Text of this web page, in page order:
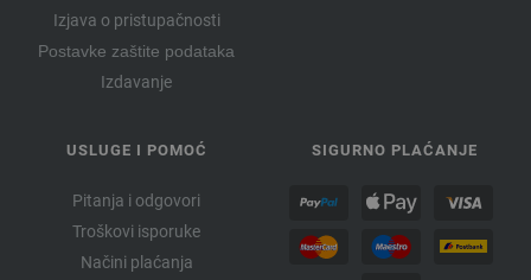
Izjava o pristupačnosti
Postavke zaštite podataka
Izdavanje
USLUGE I POMOĆ
Pitanja i odgovori
Troškovi isporuke
Načini plaćanja
SIGURNO PLAĆANJE